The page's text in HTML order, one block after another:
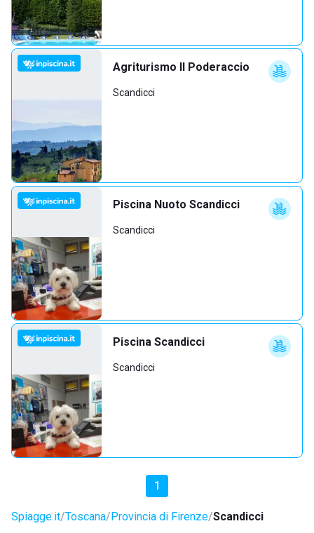
Agriturismo Il Poderaccio
Scandicci
Piscina Nuoto Scandicci
Scandicci
Piscina Scandicci
Scandicci
1
Spiagge.it Toscana Provincia di Firenze Scandicci